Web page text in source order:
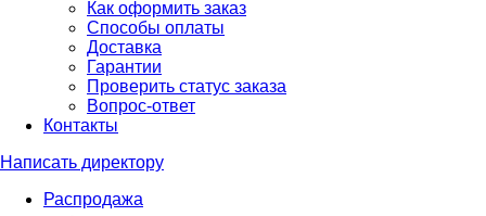
Как оформить заказ
Способы оплаты
Доставка
Гарантии
Проверить статус заказа
Вопрос-ответ
Контакты
Написать директору
Распродажа